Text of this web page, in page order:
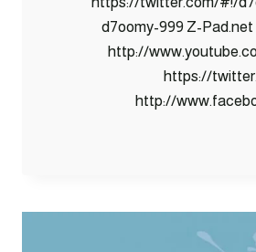
d7oomy-999 Z-
http://
https://
http://